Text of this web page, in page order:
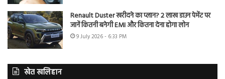
Renault Duster खरीदने का प्लान? 2 लाख डाउन पेमेंट पर
जानें कितनी बनेगी EMI और कितना देना होगा लोन
9 July 2026 - 6:33 PM
खेत खलिहान